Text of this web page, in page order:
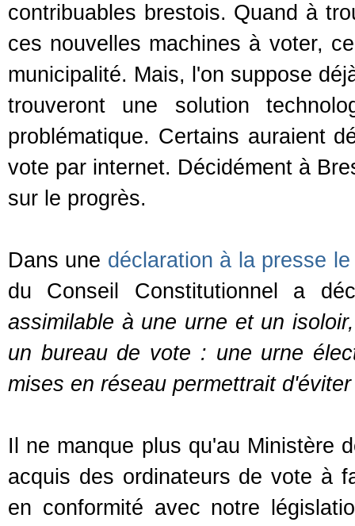
contribuables brestois. Quand à
ces nouvelles machines à voter,
municipalité. Mais, l'on suppose
trouveront une solution
problématique. Certains auraient
vote par internet. Décidément à
sur le progrès.
Dans une déclaration à la presse
du Conseil Constitutionnel a
assimilable à une urne et un
un bureau de vote : une urne
mises en réseau permettrait
Il ne manque plus qu'au Ministère
acquis des ordinateurs de vote à
en conformité avec notre